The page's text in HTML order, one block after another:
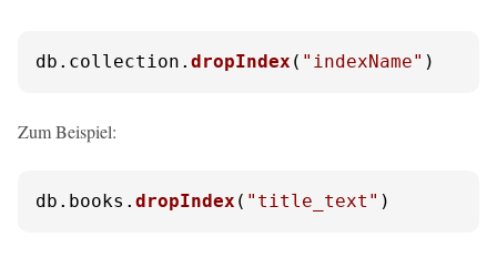
db. collection . dropIndex ( "indexName" )
Zum Beispiel:
db. books . dropIndex ( "title_text" )